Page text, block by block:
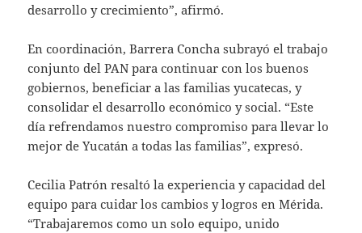
desarrollo y crecimiento”, afirmó.
En coordinación, Barrera Concha subrayó el trabajo
conjunto del PAN para continuar con los buenos
gobiernos, beneficiar a las familias yucatecas, y
consolidar el desarrollo económico y social. “Este
día refrendamos nuestro compromiso para llevar lo
mejor de Yucatán a todas las familias”, expresó.
Cecilia Patrón resaltó la experiencia y capacidad del
equipo para cuidar los cambios y logros en Mérida.
“Trabajaremos como un solo equipo, unido